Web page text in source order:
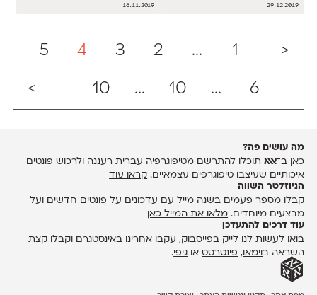
29.12.2019
16.11.2019
1 <
...
2
3
4
5
6
...
10
...
> 10
מה עושים פה?
כאן ב־אאאתוכלו להתרשם מטיפוגרפיה עברית רעננה ולרכוש פונטים
איכותיים שעיצבו טיפוגרפים עצמאיים. קראו עוד
הניוזלטר השווה
קבלו מספר פעמים בשנה מייל עם עדכונים על פונטים חדשים ועל
מבצעים מיוחדים. מלאו את המייל כאן
עוד דרכים להתעדכן
בואו לעשות לנו לייק בפייסבוק, עקבו אחרינו באינסטגרם וקבלו קצת
השראה בוימאו, פינטרסטאו גיפי.